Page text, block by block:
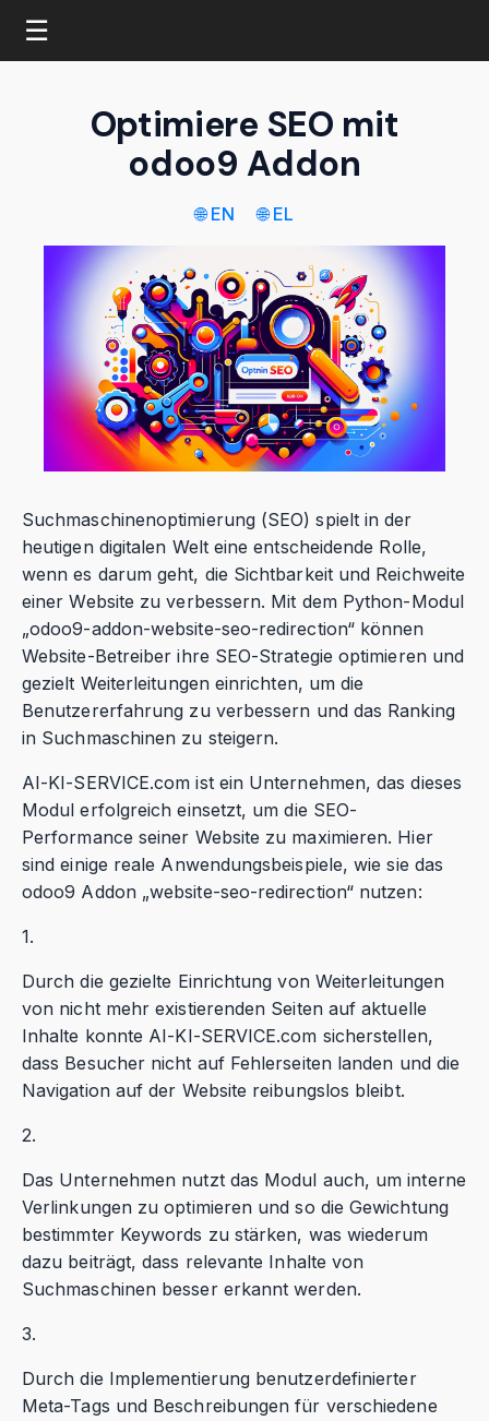
☰
Optimiere SEO mit
odoo9 Addon
🌐 EN 🌐 EL
Suchmaschinenoptimierung (SEO) spielt in der
heutigen digitalen Welt eine entscheidende Rolle,
wenn es darum geht, die Sichtbarkeit und Reichweite
einer Website zu verbessern. Mit dem Python-Modul
„odoo9-addon-website-seo-redirection“ können
Website-Betreiber ihre SEO-Strategie optimieren und
gezielt Weiterleitungen einrichten, um die
Benutzererfahrung zu verbessern und das Ranking
in Suchmaschinen zu steigern.
AI-KI-SERVICE.com ist ein Unternehmen, das dieses
Modul erfolgreich einsetzt, um die SEO-
Performance seiner Website zu maximieren. Hier
sind einige reale Anwendungsbeispiele, wie sie das
odoo9 Addon „website-seo-redirection“ nutzen:
1.
Durch die gezielte Einrichtung von Weiterleitungen
von nicht mehr existierenden Seiten auf aktuelle
Inhalte konnte AI-KI-SERVICE.com sicherstellen,
dass Besucher nicht auf Fehlerseiten landen und die
Navigation auf der Website reibungslos bleibt.
2.
Das Unternehmen nutzt das Modul auch, um interne
Verlinkungen zu optimieren und so die Gewichtung
bestimmter Keywords zu stärken, was wiederum
dazu beiträgt, dass relevante Inhalte von
Suchmaschinen besser erkannt werden.
3.
Durch die Implementierung benutzerdefinierter
Meta-Tags und Beschreibungen für verschiedene